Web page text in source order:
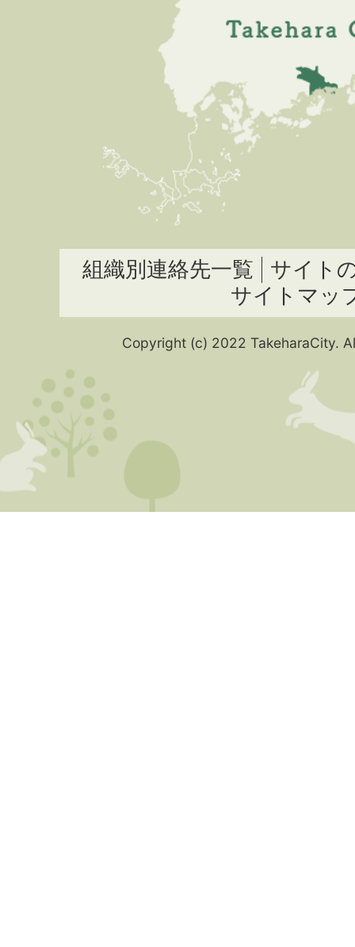
組織別連絡先一覧
サイト
サイトマッ
Copyright (c) 2022 TakeharaCity.